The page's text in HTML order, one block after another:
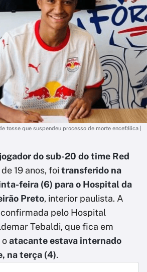
tosse que suspendeu processo de morte encefálica |
do sub-20 do time Red
de 19 anos, foi transferido na
feira (6) para o Hospital da
Preto, interior paulista. A
pelo Hospital
Tebaldi, que fica em
oatacante estava internado
na terça (4).